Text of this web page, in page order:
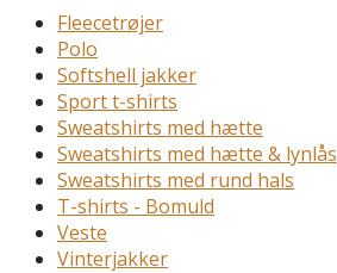
Fleecetrøjer
Polo
Softshell jakker
Sport t-shirts
Sweatshirts med hætte
Sweatshirts med hætte & lynlås
Sweatshirts med rund hals
T-shirts - Bomuld
Veste
Vinterjakker